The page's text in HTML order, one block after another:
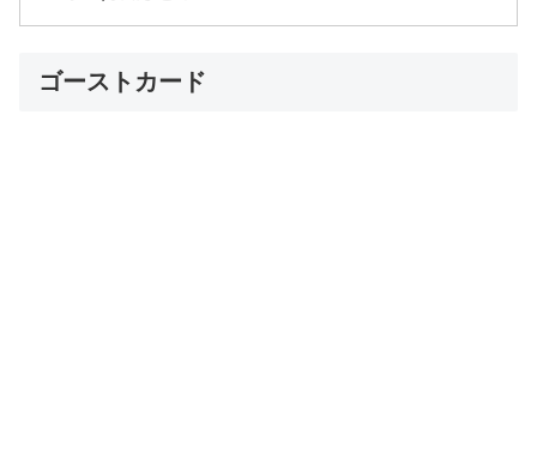
ゴーストカード